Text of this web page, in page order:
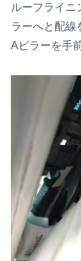
ルーフライニ
ラーへと配線
Aピラーを手